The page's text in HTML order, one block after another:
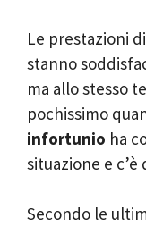
Le prestazioni
stanno
ma allo stesso
pochissimo
infortunio ha
situazione e
Secondo le